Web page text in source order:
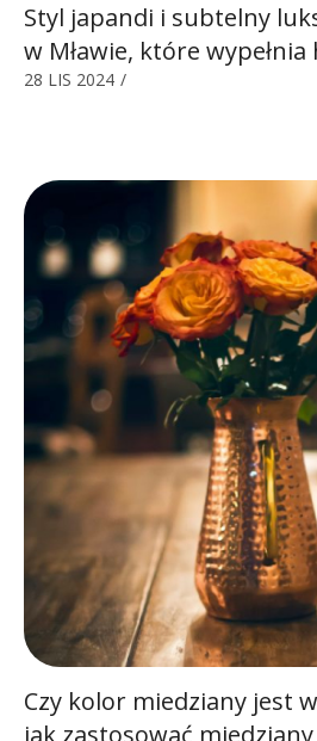
Styl japandi i subtelny
w Mławie, które
28 LIS 2024 /
Czy kolor miedziany jest